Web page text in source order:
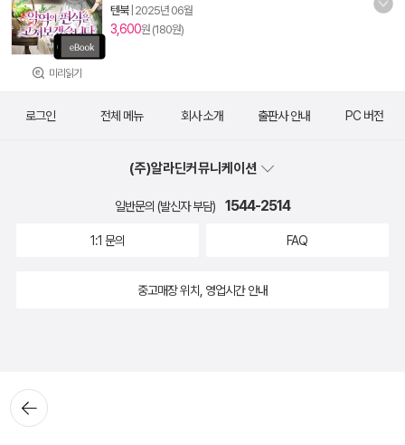
미리읽기
텐북| 2025년 06월
3,600원 (180원)
뒤로가
기
로그인 전체 메뉴 회사 소개 출판사 안내 PC 버전
(주)알라딘커뮤니케이션
일반문의 (발신자 부담) 1544-2514
1:1 문의 FAQ
중고매장 위치, 영업시간 안내